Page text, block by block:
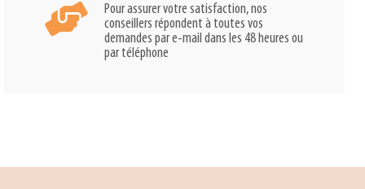
Pour assurer votre satisfaction, nos
conseillers répondent à toutes vos
demandes par e-mail dans les 48 heures ou
par téléphone